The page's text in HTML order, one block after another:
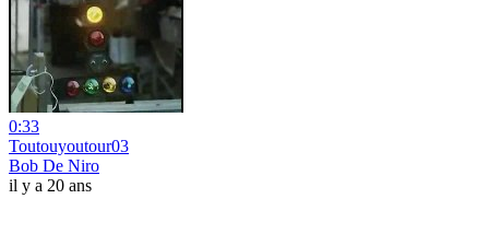
0:33
Toutouyoutour03
Bob De Niro
il y a 20 ans